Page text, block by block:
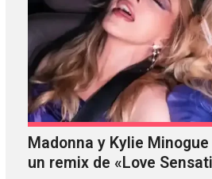
Madonna y Kylie
un remix de «Love